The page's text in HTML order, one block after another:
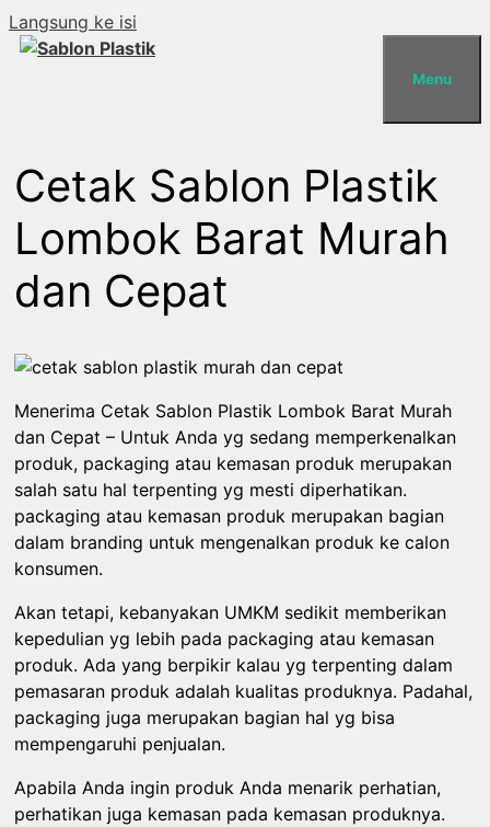
Langsung ke isi
Menu
Cetak Sablon Plastik
Lombok Barat Murah
dan Cepat
Menerima Cetak Sablon Plastik Lombok Barat Murah
dan Cepat – Untuk Anda yg sedang memperkenalkan
produk, packaging atau kemasan produk merupakan
salah satu hal terpenting yg mesti diperhatikan.
packaging atau kemasan produk merupakan bagian
dalam branding untuk mengenalkan produk ke calon
konsumen.
Akan tetapi, kebanyakan UMKM sedikit memberikan
kepedulian yg lebih pada packaging atau kemasan
produk. Ada yang berpikir kalau yg terpenting dalam
pemasaran produk adalah kualitas produknya. Padahal,
packaging juga merupakan bagian hal yg bisa
mempengaruhi penjualan.
Apabila Anda ingin produk Anda menarik perhatian,
perhatikan juga kemasan pada kemasan produknya.